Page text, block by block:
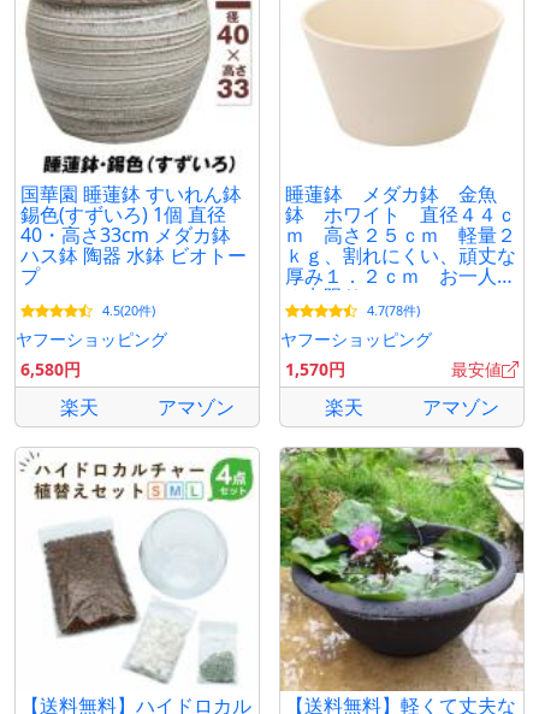
※撮影時の光線の加減や印刷の関係で、写真と色が異
なる場合があります。
※色・形・サイズ等が写真・記載と多少異なる場合が
あります。
国華園 睡蓮鉢 すいれん鉢
錫色(すずいろ) 1個 直径
40・高さ33cm メダカ鉢
ハス鉢 陶器 水鉢 ビオトー
プ
4.5(20件)
ヤフーショッピング
6,580円
楽天 アマゾン
睡蓮鉢 メダカ鉢 金魚
鉢 ホワイト 直径４４ｃ
ｍ 高さ２５ｃｍ 軽量２
ｋｇ、割れにくい、頑丈な
厚み１．２ｃｍ お一人様
３点限り
4.7(78件)
ヤフーショッピング
1,570円
最安値
楽天 アマゾン
【送料無料】ハイドロカル 【送料無料】軽くて丈夫な